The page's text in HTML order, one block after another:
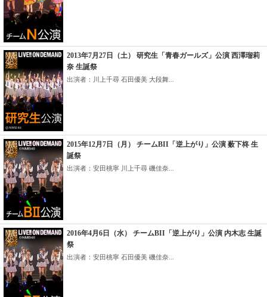
2013年7月27日（土） 研究生「青春ガールズ」公演 西澤瑠莉
奈 生誕祭
出演者：川上千尋 石田優美 大段舞...
2015年12月7日（月） チームBII「逆上がり」公演 薮下柊 生
誕祭
出演者：安田桃寧 川上千尋 磯佳奈...
2016年4月6日（水） チームBII「逆上がり」公演 内木志 生誕
祭
出演者：安田桃寧 石田優美 磯佳奈...